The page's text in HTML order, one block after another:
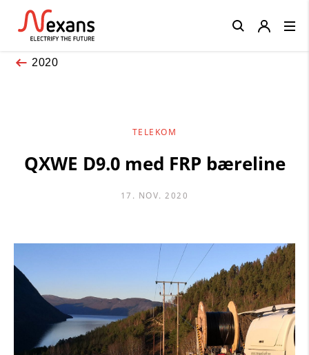
2020
TELEKOM
QXWE D9.0 med FRP bæreline
17. NOV. 2020
Close